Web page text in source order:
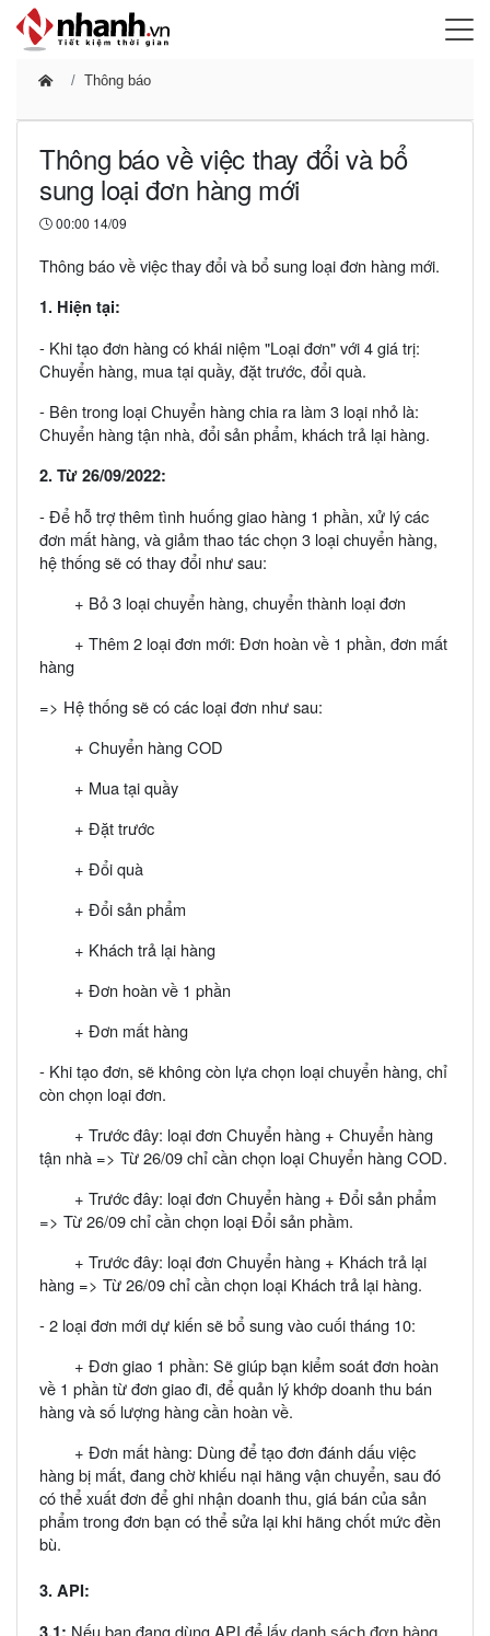
Thông báo
Thông báo về việc thay đổi và bổ
sung loại đơn hàng mới
00:00 14/09
Thông báo về việc thay đổi và bổ sung loại đơn hàng mới.
1. Hiện tại:
- Khi tạo đơn hàng có khái niệm "Loại đơn" với 4 giá trị:
Chuyển hàng, mua tại quầy, đặt trước, đổi quà.
- Bên trong loại Chuyển hàng chia ra làm 3 loại nhỏ là:
Chuyển hàng tận nhà, đổi sản phẩm, khách trả lại hàng.
2. Từ 26/09/2022:
- Để hỗ trợ thêm tình huống giao hàng 1 phần, xử lý các
đơn mất hàng, và giảm thao tác chọn 3 loại chuyển hàng,
hệ thống sẽ có thay đổi như sau:
+ Bỏ 3 loại chuyển hàng, chuyển thành loại đơn
+ Thêm 2 loại đơn mới: Đơn hoàn về 1 phần, đơn mất
hàng
=> Hệ thống sẽ có các loại đơn như sau:
+ Chuyển hàng COD
+ Mua tại quầy
+ Đặt trước
+ Đổi quà
+ Đổi sản phẩm
+ Khách trả lại hàng
+ Đơn hoàn về 1 phần
+ Đơn mất hàng
- Khi tạo đơn, sẽ không còn lựa chọn loại chuyển hàng, chỉ
còn chọn loại đơn.
+ Trước đây: loại đơn Chuyển hàng + Chuyển hàng
tận nhà => Từ 26/09 chỉ cần chọn loại Chuyển hàng COD.
+ Trước đây: loại đơn Chuyển hàng + Đổi sản phẩm
=> Từ 26/09 chỉ cần chọn loại Đổi sản phầm.
+ Trước đây: loại đơn Chuyển hàng + Khách trả lại
hàng => Từ 26/09 chỉ cần chọn loại Khách trả lại hàng.
- 2 loại đơn mới dự kiến sẽ bổ sung vào cuối tháng 10:
+ Đơn giao 1 phần: Sẽ giúp bạn kiểm soát đơn hoàn
về 1 phần từ đơn giao đi, để quản lý khớp doanh thu bán
hàng và số lượng hàng cần hoàn về.
+ Đơn mất hàng: Dùng để tạo đơn đánh dấu việc
hàng bị mất, đang chờ khiếu nại hãng vận chuyển, sau đó
có thể xuất đơn để ghi nhận doanh thu, giá bán của sản
phẩm trong đơn bạn có thể sửa lại khi hãng chốt mức đền
bù.
3. API:
3.1: Nếu bạn đang dùng API để lấy